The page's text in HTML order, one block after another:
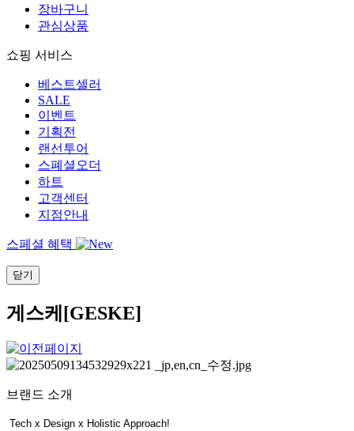
장바구니
관심상품
쇼핑 서비스
베스트셀러
SALE
이벤트
기획전
랜선투어
스폐셜오더
하트
고객센터
지점안내
스페셜 혜택
닫기
게스케[GESKE]
브랜드 소개
Tech x Design x Holistic Approach!